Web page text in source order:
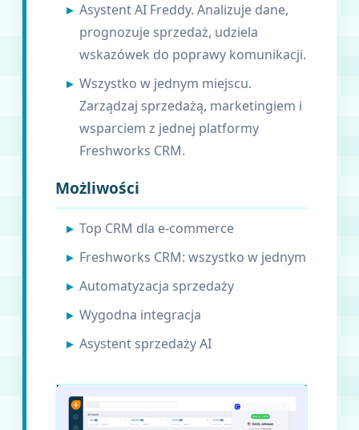
Asystent AI Freddy. Analizuje dane,
prognozuje sprzedaż, udziela
wskazówek do poprawy komunikacji.
Wszystko w jednym miejscu.
Zarządzaj sprzedażą, marketingiem i
wsparciem z jednej platformy
Freshworks CRM.
Możliwości
Top CRM dla e-commerce
Freshworks CRM: wszystko w jednym
Automatyzacja sprzedaży
Wygodna integracja
Asystent sprzedaży AI